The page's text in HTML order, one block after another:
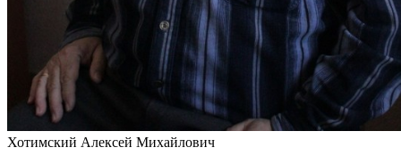
Хотимский Алексей Михайлович